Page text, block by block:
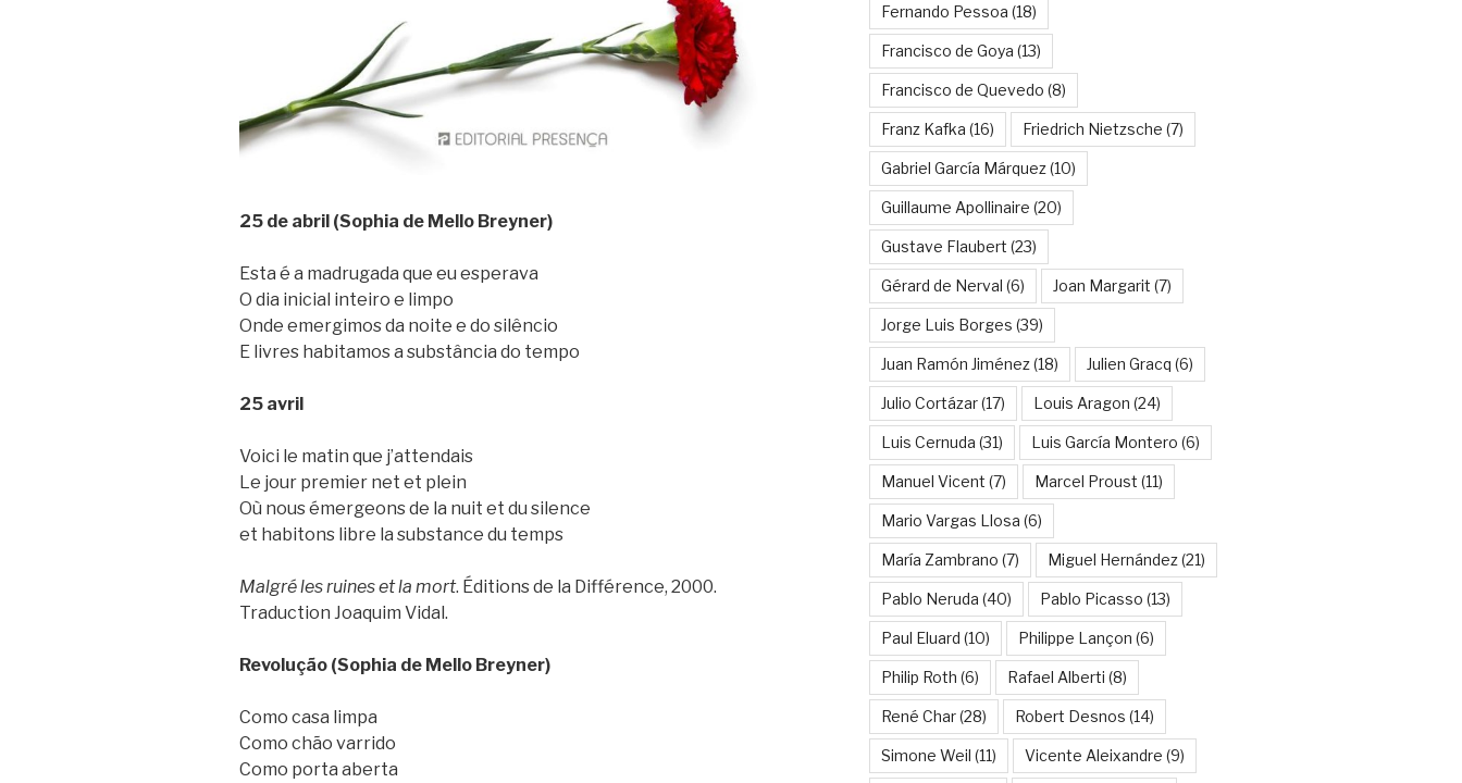
25 de abril (Sophia de Mello Breyner)
Esta é a madrugada que eu esperava
O dia inicial inteiro e limpo
Onde emergimos da noite e do silêncio
E livres habitamos a substância do tempo
25 avril
Voici le matin que j’attendais
Le jour premier net et plein
Où nous émergeons de la nuit et du silence
et habitons libre la substance du temps
Malgré les ruines et la mort. Éditions de la Différence, 2000.
Traduction Joaquim Vidal.
Revolução (Sophia de Mello Breyner)
Como casa limpa
Como chão varrido
Como porta aberta
Fernando Pessoa (18)
Francisco de Goya (13)
Francisco de Quevedo (8)
Franz Kafka (16) Friedrich Nietzsche (7)
Gabriel García Márquez(10)
Guillaume Apollinaire (20)
Gustave Flaubert (23)
Gérard de Nerval (6) Joan Margarit (7)
Jorge Luis Borges (39)
Juan Ramón Jiménez(18) Julien Gracq (6)
Julio Cortázar(17) Louis Aragon (24)
Luis Cernuda (31) Luis García Montero (6)
Manuel Vicent (7) Marcel Proust (11)
Mario Vargas Llosa (6)
María Zambrano (7) Miguel Hernández(21)
Pablo Neruda (40) Pablo Picasso (13)
Paul Eluard (10) Philippe Lançon (6)
Philip Roth (6) Rafael Alberti (8)
René Char(28) Robert Desnos (14)
Simone Weil (11) Vicente Aleixandre (9)